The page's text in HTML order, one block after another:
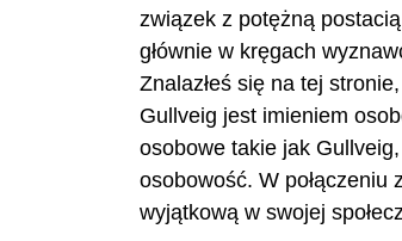
związek z potężną
głównie w kręgach
Znalazłeś się na tej
Gullveig jest imieniem
osobowe takie jak
osobowość. W
wyjątkową w swojej